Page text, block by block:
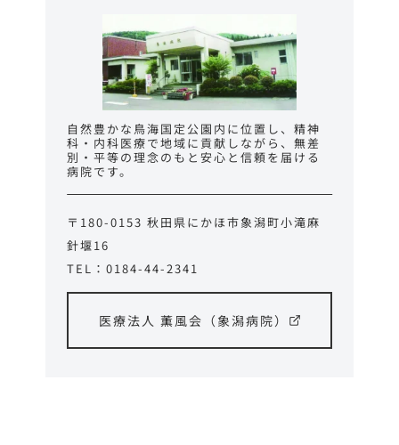
自然豊かな鳥海国定公園内に位置し、精神
科・内科医療で地域に貢献しながら、無差
別・平等の理念のもと安心と信頼を届ける
病院です。
〒180-0153 秋田県にかほ市象潟町小滝麻
針堰16
TEL：0184-44-2341
医療法人 薫風会（象潟病院）